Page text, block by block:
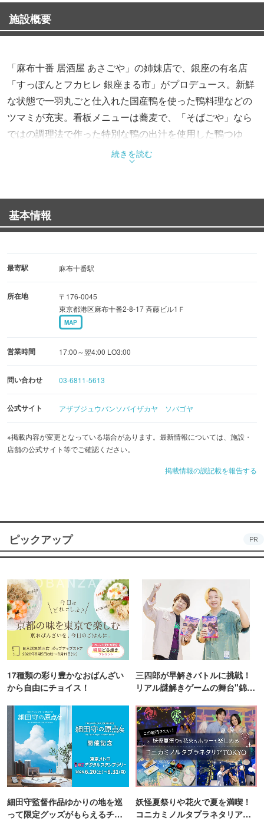
施設概要
「麻布十番 居酒屋 あさごや」の姉妹店で、銀座の有名店
「すっぽんとフカヒレ 銀座まる市」がプロデュース。新鮮
な状態で一羽丸ごと仕入れた国産鴨を使った鴨料理などの
ツマミが充実。看板メニューは蕎麦で、「そばごや」なら
ではの調理法で作った特別な鴨の出汁を使用した鴨つゆ
や、カレーつけ汁、胡麻つけ汁などで楽しめます。
続きを読む
基本情報
最寄駅 麻布十番駅
所在地
〒176-0045
東京都港区麻布十番2-8-17 斉藤ビル1Ｆ
MAP
営業時間 17:00～翌4:00 LO3:00
問い合わせ 03-6811-5613
公式サイト アザブジュウバンソバイザカヤ ソバゴヤ
※掲載内容が変更となっている場合があります。最新情報については、施設・
店舗の公式サイト等でご確認ください。
掲載情報の誤記載を報告する
ピックアップ PR
17種類の彩り豊かなおばんざい
から自由にチョイス！
三四郎が早解きバトルに挑戦！
リアル謎解きゲームの舞台"錦糸
細田守監督作品ゆかりの地を巡
って限定グッズがもらえるチャ
妖怪夏祭りや花火で夏を満喫！
コニカミノルタプラネタリア